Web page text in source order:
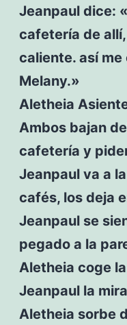
Jeanpaul dice:
cafetería de
caliente. así
Melany.»
Aletheia
Ambos bajan
cafetería y
Jeanpaul va a
cafés, los deja
Jeanpaul se
pegado a la
Aletheia coge
Jeanpaul la
Aletheia sorbe